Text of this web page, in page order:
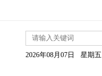
2026年08月07日 星期五